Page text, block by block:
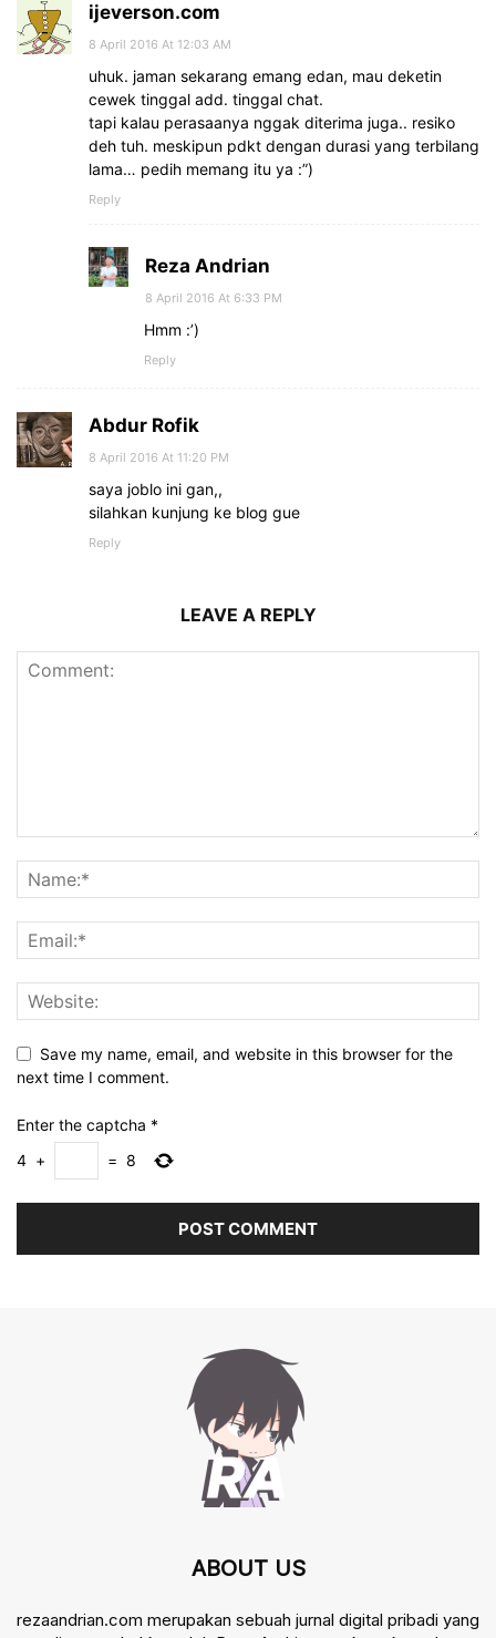
ijeverson.com
8 April 2016 At 12:03 AM
uhuk. jaman sekarang emang edan, mau deketin
cewek tinggal add. tinggal chat.
tapi kalau perasaanya nggak diterima juga.. resiko
deh tuh. meskipun pdkt dengan durasi yang terbilang
lama… pedih memang itu ya :”)
Reply
Reza Andrian
8 April 2016 At 6:33 PM
Hmm :’)
Reply
Abdur Rofik
8 April 2016 At 11:20 PM
saya joblo ini gan,,
silahkan kunjung ke blog gue
Reply
LEAVE A REPLY
Save my name, email, and website in this browser for the
next time I comment.
Enter the captcha *
4 + = 8
ABOUT US
rezaandrian.com merupakan sebuah jurnal digital pribadi yang